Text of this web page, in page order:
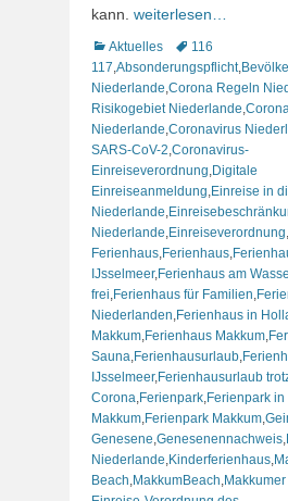
kann. weiterlesen…
Kategorien
Aktuelles Schlagworte
116
117 Absonderungspflicht,
Niederlande Corona Regeln
Risikogebiet Niederlande
Niederlande Coronavirus
SARS-CoV-2 Coronavirus-
Einreiseverordnung Digitale
Einreiseanmeldung Einreise in
Niederlande
Niederlande Einreiseverordnung
Ferienhaus Ferienhaus
IJsselmeer, Ferienhaus am
frei Ferienhaus für Familien
Niederlanden Ferienhaus in
Makkum Ferienhaus Makkum
Sauna Ferienhausurlaub
IJsselmeer, Ferienhausurlaub
Corona Ferienpark Ferienpark in
Makkum Ferienpark Makkum
Genesene Genesenennachweis
Niederlande Kinderferienhaus
Beach MakkumBeach